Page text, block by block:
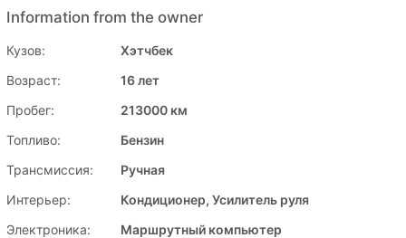
Information from the owner
Кузов:
Хэтчбек
Возраст:
16 лет
Пробег:
213000 км
Топливо:
Бензин
Трансмиссия:
Ручная
Интерьер:
Кондиционер, Усилитель руля
Электроника:
Маршрутный компьютер